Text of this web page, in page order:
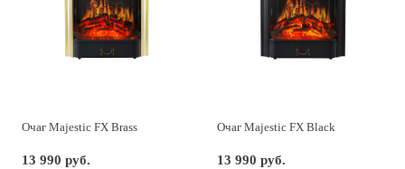
Очаг Majestic FX Brass
13 990 руб.
Очаг Majestic FX Black
13 990 руб.